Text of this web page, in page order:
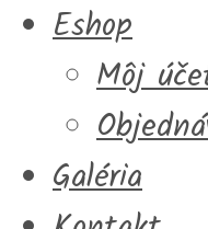
Eshop
Môj
Galéria